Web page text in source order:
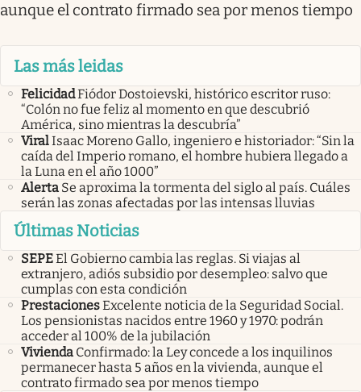
aunque el contrato firmado sea por menos tiempo
Las más leidas
FelicidadFiódor Dostoievski, histórico escritor ruso:
“Colón no fue feliz al momento en que descubrió
América, sino mientras la descubría”
ViralIsaac Moreno Gallo, ingeniero e historiador: “Sin la
caída del Imperio romano, el hombre hubiera llegado a
la Luna en el año 1000”
Alerta Se aproxima la tormenta del siglo al país. Cuáles
serán las zonas afectadas por las intensas lluvias
Últimas Noticias
SEPEEl Gobierno cambia las reglas. Si viajas al
extranjero, adiós subsidio por desempleo: salvo que
cumplas con esta condición
PrestacionesExcelente noticia de la Seguridad Social.
Los pensionistas nacidos entre 1960 y 1970: podrán
acceder al 100% de la jubilación
Vivienda Confirmado: la Ley concede a los inquilinos
permanecer hasta 5 años en la vivienda, aunque el
contrato firmado sea por menos tiempo